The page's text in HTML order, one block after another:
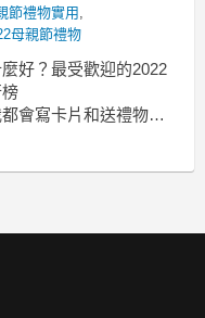
節禮物實用,
母親節禮物
好？最受歡迎的2022
會寫卡片和送禮物母
都會有蛋糕母親節禮物